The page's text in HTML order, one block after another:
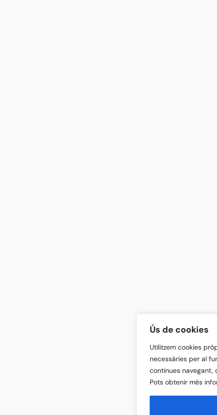
Ús de cookies
Utilitzem cookies
necessàries per al
continues navegant,
Pots obtenir més